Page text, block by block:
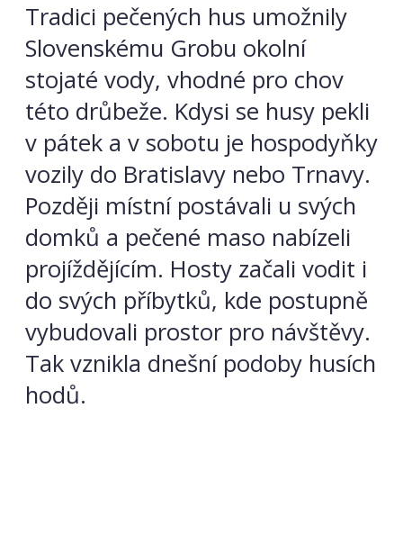
Tradici pečených hus umožnily
Slovenskému Grobu okolní
stojaté vody, vhodné pro chov
této drůbeže. Kdysi se husy pekli
v pátek a v sobotu je hospodyňky
vozily do Bratislavy nebo Trnavy.
Později místní postávali u svých
domků a pečené maso nabízeli
projíždějícím. Hosty začali vodit i
do svých příbytků, kde postupně
vybudovali prostor pro návštěvy.
Tak vznikla dnešní podoby husích
hodů.